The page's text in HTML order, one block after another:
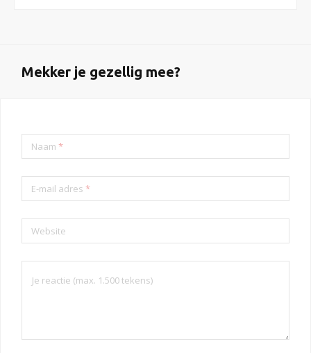
Mekker je gezellig mee?
Naam *
E-mail adres *
Website